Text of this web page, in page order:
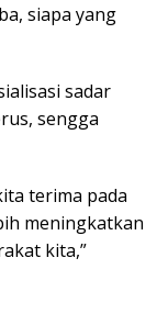
siapa yang
sadar
sengga
terima pada
meningkatkan
kita,”